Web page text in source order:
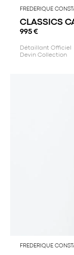
FREDERIQUE
CLASSICS
995 €
Détaillant Officiel
Devin Collection
FREDERIQUE